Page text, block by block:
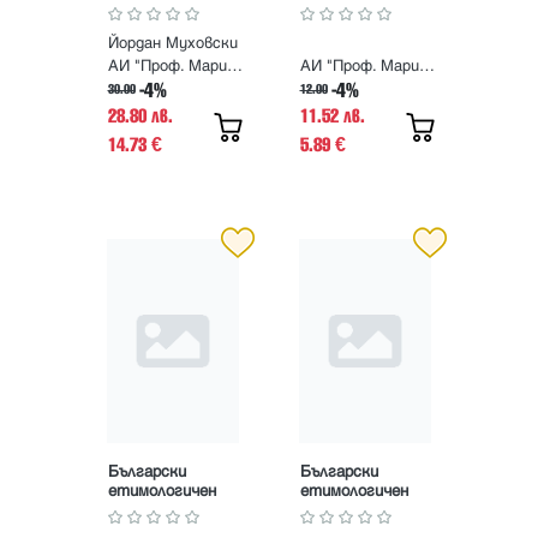
PURIFICATION
AND CRYSTAL
GROWING
APPLICABILITY
AND
PERSPECTIVES
Йордан Муховски
АИ "Проф. Марин Дринов"
30.00 -4%
28.80 лв.
14.73 €
Пътеводител
АИ "Проф. Марин Дринов"
12.00 -4%
11.52 лв.
5.89 €
Български
етимологичен
речник. Том 5.
Падеж - пуска
Български
етимологичен
речник. Том 4.
Минго - Падам